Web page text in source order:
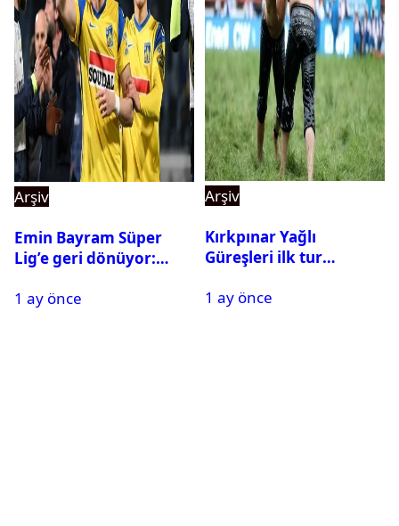
Arşiv
Emin Bayram Süper
Lig’e geri dönüyor:
1 ay önce
Arşiv
Kırkpınar Yağlı
Güreşleri ilk tur
2. tura geçen
1 ay önce